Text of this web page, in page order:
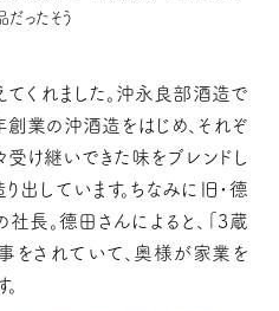
ったそう
ったそう
くれました。沖永良部酒造で
創業の沖酒造をはじめ、それぞ
け継いできた味をブレンドし
出しています。ちなみに旧・德
長。德田さんによると、「3蔵
をされていて、奥様が家業を